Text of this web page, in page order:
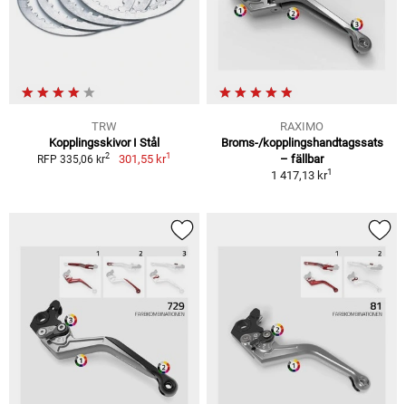
TRW
Kopplingsskivor I Stål
RFP 335,06 kr2 301,55 kr1
RAXIMO
Broms-/kopplingshandtagssats
– fällbar
1 417,13 kr1